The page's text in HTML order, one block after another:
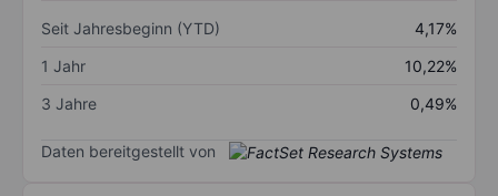
Seit Jahresbeginn (YTD)
4,17%
1 Jahr
10,22%
3 Jahre
0,49%
Daten bereitgestellt von